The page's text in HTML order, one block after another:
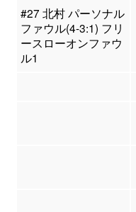
#27 北村 パーソナル
ファウル(4-3:1) フリ
ースローオンファウ
ル1